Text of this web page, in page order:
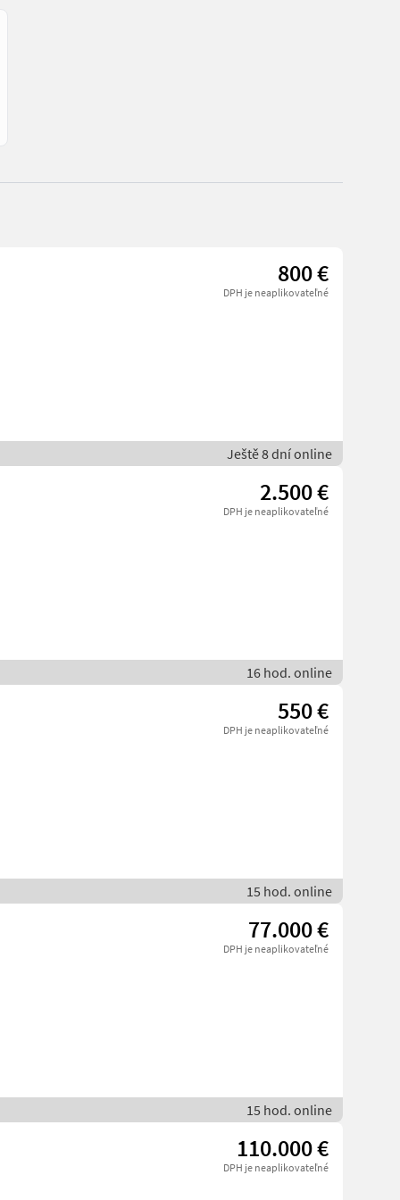
800 €
DPH je neaplikovateľné
Ještě 8 dní online
2.500 €
DPH je neaplikovateľné
16 hod. online
550 €
DPH je neaplikovateľné
15 hod. online
77.000 €
DPH je neaplikovateľné
15 hod. online
110.000 €
DPH je neaplikovateľné